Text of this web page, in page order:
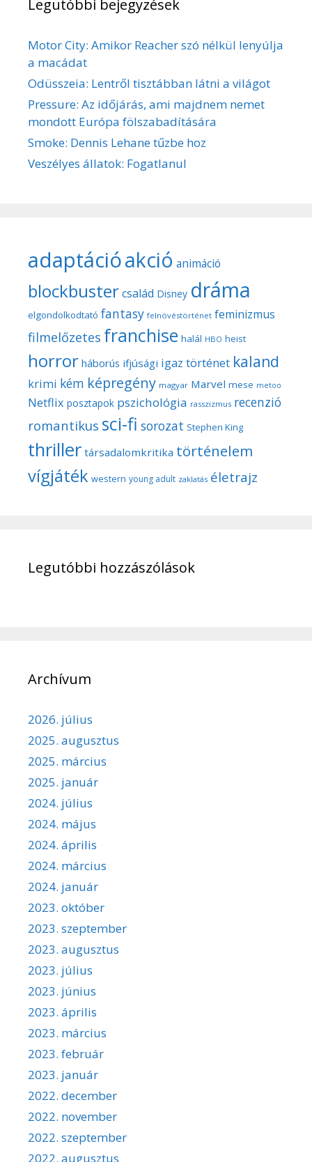
Legutóbbi bejegyzések
Motor City: Amikor Reacher szó nélkül lenyúlja
a macádat
Odüsszeia: Lentről tisztábban látni a világot
Pressure: Az időjárás, ami majdnem nemet
mondott Európa fölszabadítására
Smoke: Dennis Lehane tűzbe hoz
Veszélyes állatok: Fogatlanul
adaptációakció animáció
blockbustercsalád Disney dráma
elgondolkodtató fantasy felnövéstörténet feminizmus
filmelőzetes franchise halál HBO heist
horror háborús ifjúsági igaz történet kaland
krimi kém képregény magyar Marvel mese metoo
Netflix posztapok pszichológia rasszizmus recenzió
romantikus sci-fi sorozat Stephen King
thriller társadalomkritika történelem
vígjáték western young adult zaklatás életrajz
Legutóbbi hozzászólások
Archívum
2026. július
2025. augusztus
2025. március
2025. január
2024. július
2024. május
2024. április
2024. március
2024. január
2023. október
2023. szeptember
2023. augusztus
2023. július
2023. június
2023. április
2023. március
2023. február
2023. január
2022. december
2022. november
2022. szeptember
2022. augusztus